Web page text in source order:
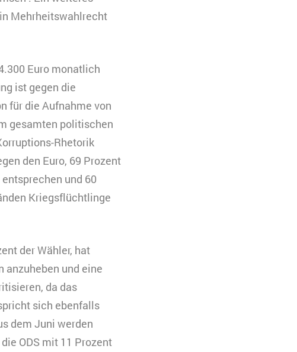
Mehrheitswahlrecht
Euro monatlich
ist gegen die
für die Aufnahme von
gesamten politischen
Rhetorik
den Euro, 69 Prozent
und 60
Kriegsflüchtlinge
der Wähler, hat
anzuheben und eine
da das
sich ebenfalls
dem Juni werden
ODS mit 11 Prozent
Besuchs zu